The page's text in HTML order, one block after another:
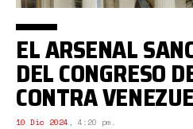
EL ARSENAL
DEL CONGRESO
CONTRA
10 Dic 2024 , 4:20 pm.